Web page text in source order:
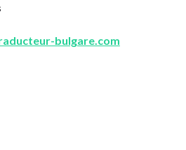
bulgare.com